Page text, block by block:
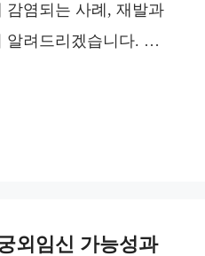
감염되는 사례, 재발과
알려드리겠습니다. …
외임신 가능성과